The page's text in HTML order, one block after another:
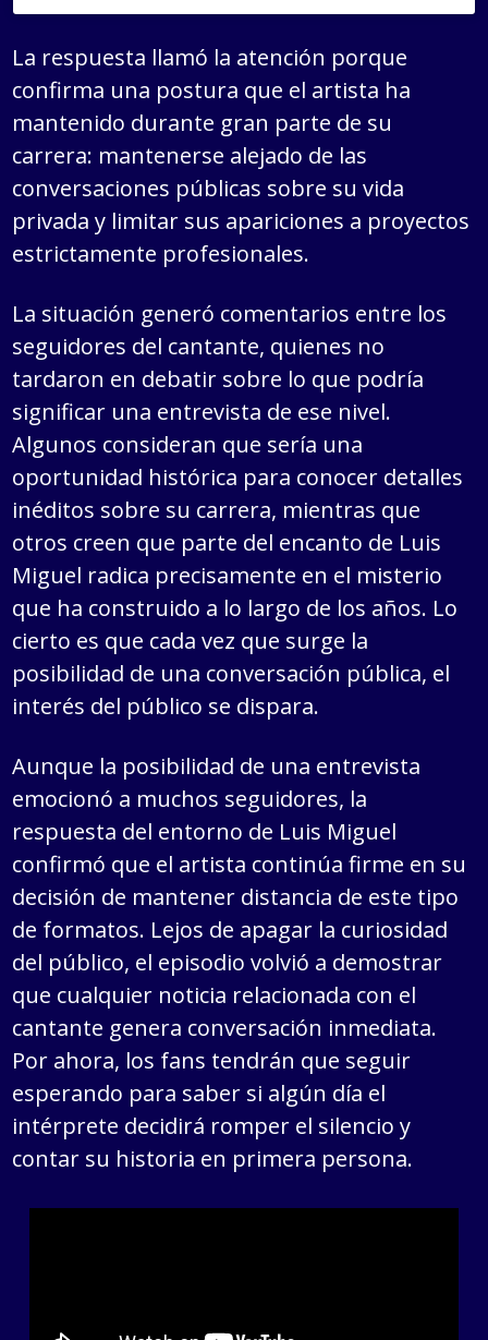
La respuesta llamó la atención porque
confirma una postura que el artista ha
mantenido durante gran parte de su
carrera: mantenerse alejado de las
conversaciones públicas sobre su vida
privada y limitar sus apariciones a proyectos
estrictamente profesionales.
La situación generó comentarios entre los
seguidores del cantante, quienes no
tardaron en debatir sobre lo que podría
significar una entrevista de ese nivel.
Algunos consideran que sería una
oportunidad histórica para conocer detalles
inéditos sobre su carrera, mientras que
otros creen que parte del encanto de Luis
Miguel radica precisamente en el misterio
que ha construido a lo largo de los años. Lo
cierto es que cada vez que surge la
posibilidad de una conversación pública, el
interés del público se dispara.
Aunque la posibilidad de una entrevista
emocionó a muchos seguidores, la
respuesta del entorno de Luis Miguel
confirmó que el artista continúa firme en su
decisión de mantener distancia de este tipo
de formatos. Lejos de apagar la curiosidad
del público, el episodio volvió a demostrar
que cualquier noticia relacionada con el
cantante genera conversación inmediata.
Por ahora, los fans tendrán que seguir
esperando para saber si algún día el
intérprete decidirá romper el silencio y
contar su historia en primera persona.